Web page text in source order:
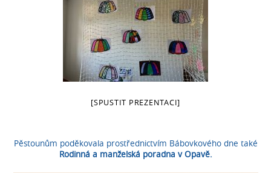
[SPUSTIT PREZENTACI]
Pěstounům poděkovala prostřednictvím Bábovkového dne také
Rodinná a manželská poradna v Opavě.